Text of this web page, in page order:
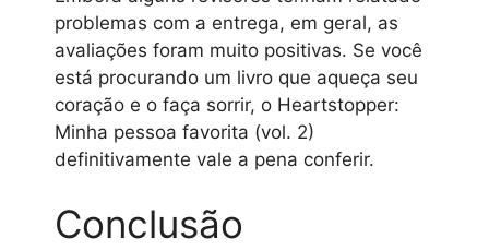
problemas com a entrega, em geral, as
avaliações foram muito positivas. Se você
está procurando um livro que aqueça seu
coração e o faça sorrir, o Heartstopper:
Minha pessoa favorita (vol. 2)
definitivamente vale a pena conferir.
Conclusão